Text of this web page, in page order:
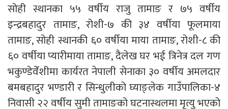
सोही स्थानका ५५ वर्षीय राजु तामाङ र ७५ वर्षीय
इन्द्रबहादुर तामाङ, रोशी-७ की ३४ वर्षीया फूलमाया
तामाङ, सोही स्थानकी ६० वर्षीया माया तामाङ, रोशी-८ की
६० वर्षीया प्यारीमाया तामाङ, दैलेख घर भई त्रिनेत्र दल गण
भकुण्डेवेँशीमा कार्यरत नेपाली सेनाका ३० वर्षीय अमलदार
बमबहादुर भण्डारी र सिन्धुलीको घ्याङ्लेक गाउँपालिका-४
निवासी २२ वर्षीय सुमी तामाङको घटनास्थलमा मृत्यु भएको